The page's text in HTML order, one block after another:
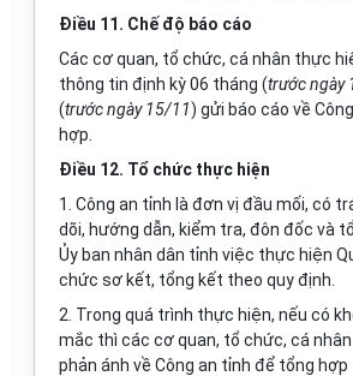
Điều 11. Chế độ báo cáo
Các cơ quan, tổ chức, cá nhân thực
thông tin định kỳ 06 tháng (trước ngày
(trước ngày 15/11) gửi báo cáo về
hợp.
Điều 12. Tổ chức thực hiện
1. Công an tỉnh là đơn vị đầu mối, có
dõi, hướng dẫn, kiểm tra, đôn đốc và
Ủy ban nhân dân tỉnh việc thực hiện
chức sơ kết, tổng kết theo quy định.
2. Trong quá trình thực hiện, nếu có
mắc thì các cơ quan, tổ chức, cá nhân
phản ánh về Công an tỉnh để tổng hợp